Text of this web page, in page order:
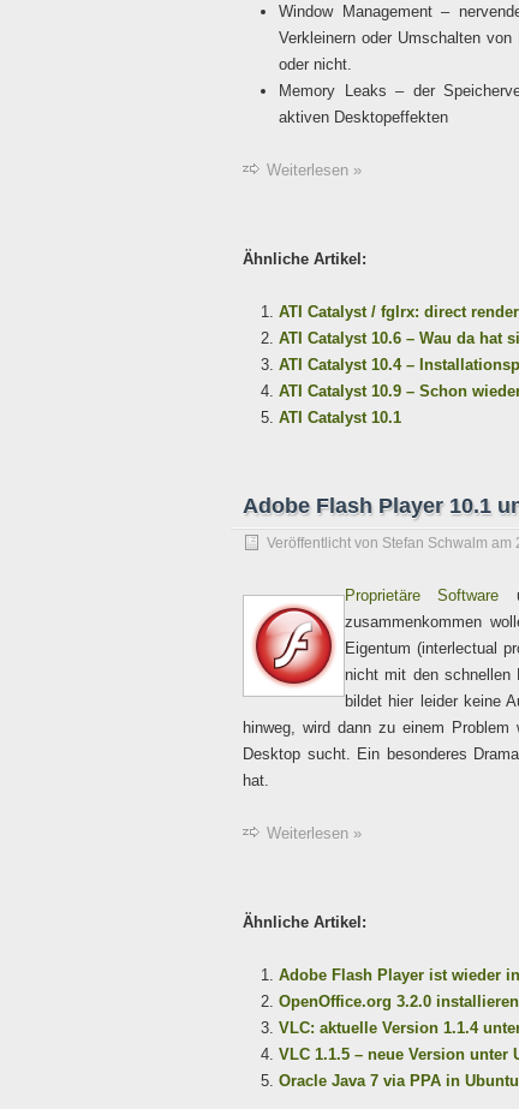
Window Management –
Verkleinern oder Umschalten
oder nicht.
Memory Leaks – der
aktiven Desktopeffekten
Weiterlesen »
Ähnliche Artikel:
ATI Catalyst / fglrx: direct
ATI Catalyst 10.6 – Wau da hat
ATI Catalyst 10.4 –
ATI Catalyst 10.9 – Schon
ATI Catalyst 10.1
Adobe Flash Player 10.1
Veröffentlicht von Stefan Schwalm am
Proprietäre Software
zusammenkommen
Eigentum (interlectual
nicht mit den schnellen
bildet hier leider keine
hinweg, wird dann zu einem
Desktop sucht. Ein besonderes
hat.
Weiterlesen »
Ähnliche Artikel:
Adobe Flash Player ist wieder
OpenOffice.org 3.2.0
VLC: aktuelle Version 1.1.4
VLC 1.1.5 – neue Version unter
Oracle Java 7 via PPA in